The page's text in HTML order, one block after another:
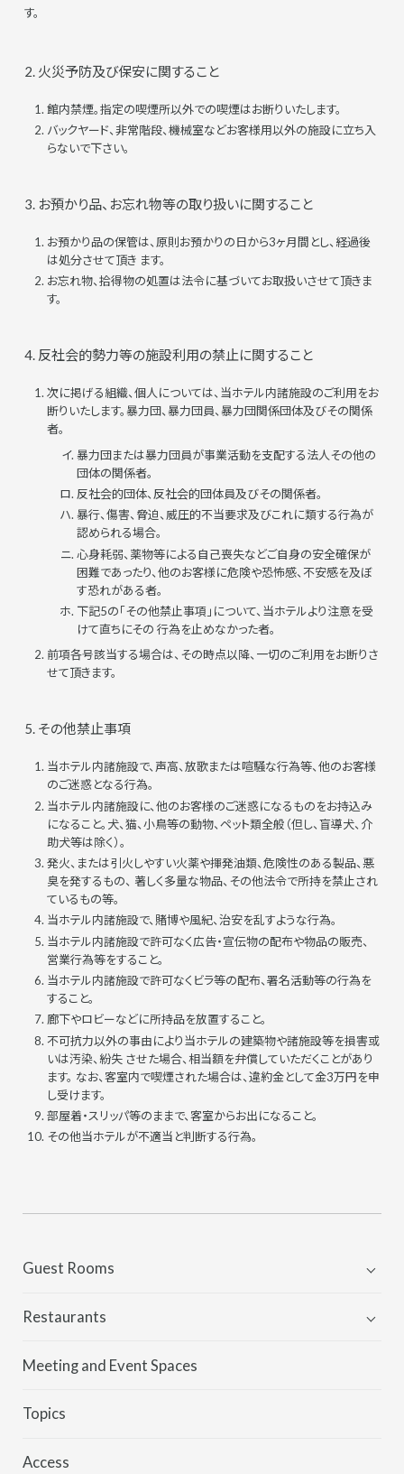
す。
2. 火災予防及び保安に関すること
館内禁煙。指定の喫煙所以外での喫煙はお断りいたします。
バックヤード、非常階段、機械室などお客様用以外の施設に立ち入
らないで下さい。
3. お預かり品、お忘れ物等の取り扱いに関すること
お預かり品の保管は、原則お預かりの日から3ヶ月間とし、経過後
は処分させて頂き ます。
お忘れ物、拾得物の処置は法令に基づいてお取扱いさせて頂きま
す。
4. 反社会的勢力等の施設利用の禁止に関すること
次に掲げる組織、個人については、当ホテル内諸施設のご利用をお
断りいたします。暴力団、暴力団員、暴力団関係団体及びその関係
者。
暴力団または暴力団員が事業活動を支配する法人その他の
団体の関係者。
反社会的団体、反社会的団体員及びその関係者。
暴行、傷害、脅迫、威圧的不当要求及びこれに類する行為が
認められる場合。
心身耗弱、薬物等による自己喪失などご自身の安全確保が
困難であったり、他のお客様に危険や恐怖感、不安感を及ぼ
す恐れがある者。
下記5の「その他禁止事項」について、当ホテルより注意を受
けて直ちにその 行為を止めなかった者。
前項各号該当する場合は、その時点以降、一切のご利用をお断りさ
せて頂きます。
5. その他禁止事項
当ホテル内諸施設で、声高、放歌または喧騒な行為等、他のお客様
のご迷惑となる行為。
当ホテル内諸施設に、他のお客様のご迷惑になるものをお持込み
になること。犬、猫、小鳥等の動物、ペット類全般（但し、盲導犬、介
助犬等は除く）。
発火、または引火しやすい火薬や揮発油類、危険性のある製品、悪
臭を発するもの、 著しく多量な物品、その他法令で所持を禁止され
ているもの等。
当ホテル内諸施設で、賭博や風紀、治安を乱すような行為。
当ホテル内諸施設で許可なく広告・宣伝物の配布や物品の販売、
営業行為等をすること。
当ホテル内諸施設で許可なくビラ等の配布、署名活動等の行為を
すること。
廊下やロビーなどに所持品を放置すること。
不可抗力以外の事由により当ホテルの建築物や諸施設等を損害或
いは汚染、紛失 させた場合、相当額を弁償していただくことがあり
ます。 なお、客室内で喫煙された場合は、違約金として金3万円を申
し受けます。
部屋着・スリッパ等のままで、客室からお出になること。
その他当ホテルが不適当と判断する行為。
Guest Rooms
Guest Rooms
TERRACE SUITE
Restaurants
MORETHAN BAKERY
MORETHAN GRILL
MORETHAN TAPAS LOUNGE
Meeting and Event Spaces
Topics
Access